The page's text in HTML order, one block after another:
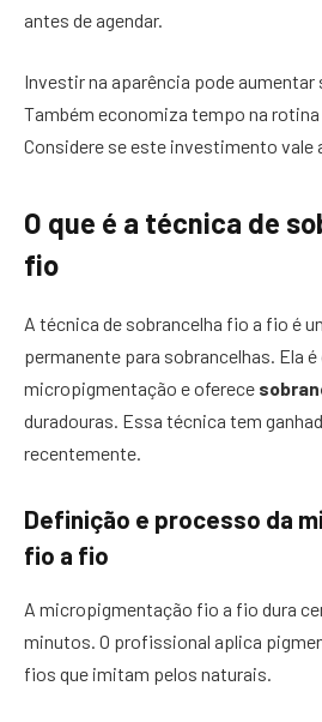
antes de agendar.
Investir na aparência pode
Também economiza tempo na rotina
Considere se este investimento vale
O que é a técnica de
fio
A técnica de sobrancelha fio a fio é
permanente para sobrancelhas. Ela
micropigmentação e oferece
duradouras. Essa técnica tem
recentemente.
Definição e processo da
fio a fio
A micropigmentação fio a fio dura
minutos. O profissional aplica
fios que imitam pelos naturais.